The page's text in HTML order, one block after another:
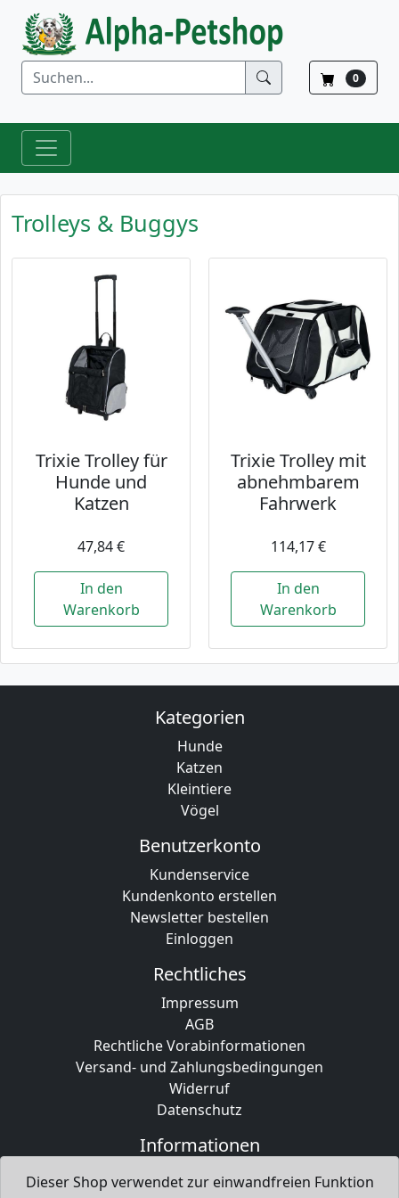
Dieser Shop verwendet zur einwandfreien Funktion
0
Trolleys & Buggys
Trixie Trolley für
Hunde und
Katzen
47,84 €
In den
Warenkorb
Trixie Trolley mit
abnehmbarem
Fahrwerk
114,17 €
In den
Warenkorb
Kategorien
Hunde
Katzen
Kleintiere
Vögel
Benutzerkonto
Kundenservice
Kundenkonto erstellen
Newsletter bestellen
Einloggen
Rechtliches
Impressum
AGB
Rechtliche Vorabinformationen
Versand- und Zahlungsbedingungen
Widerruf
Datenschutz
Informationen
Willkommen